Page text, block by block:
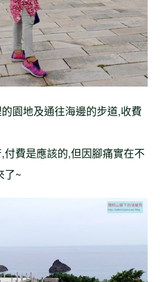
園地及通往海邊的步道,收費
付費是應該的,但因腳痛實在不
了~